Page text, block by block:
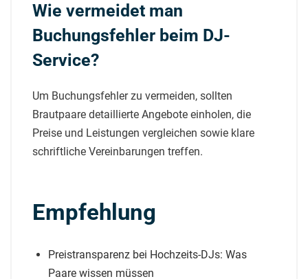
Wie vermeidet man
Buchungsfehler beim DJ-
Service?
Um Buchungsfehler zu vermeiden, sollten
Brautpaare detaillierte Angebote einholen, die
Preise und Leistungen vergleichen sowie klare
schriftliche Vereinbarungen treffen.
Empfehlung
Preistransparenz bei Hochzeits-DJs: Was
Paare wissen müssen